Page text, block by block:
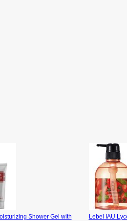
Shower Gel with
Lebel IAU